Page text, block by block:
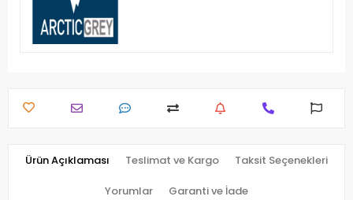
Ürün Açıklaması Teslimat ve Kargo Taksit Seçenekleri
Yorumlar Garanti ve İade